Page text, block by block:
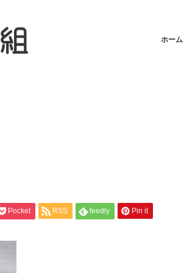
ホーム
Pocket RSS feedly Pin it